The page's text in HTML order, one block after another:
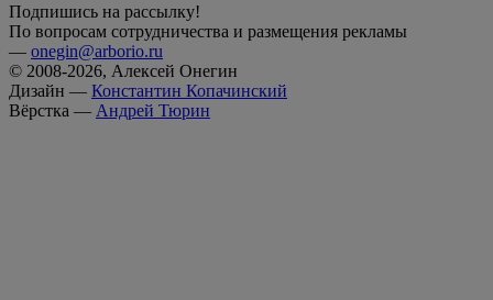
Подпишись на рассылку!
По вопросам сотрудничества и размещения рекламы
— onegin@arborio.ru
© 2008-2026, Алексей Онегин
Дизайн — Константин Копачинский
Вёрстка — Андрей Тюрин